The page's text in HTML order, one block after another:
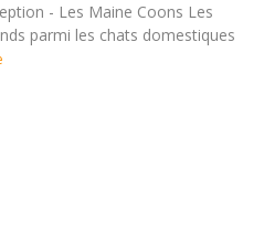
- Les Maine Coons Les
parmi les chats domestiques